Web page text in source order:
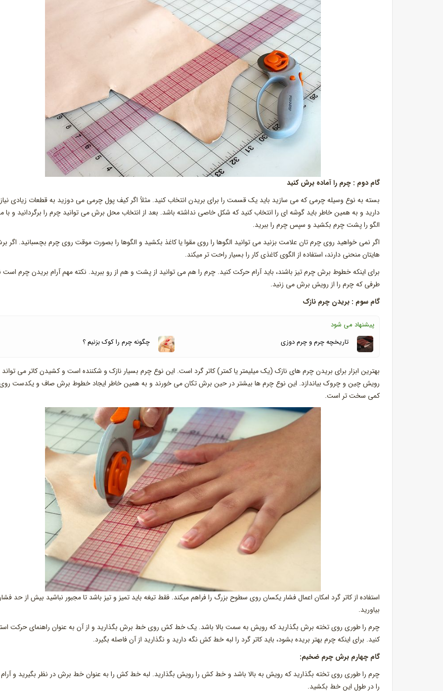
گام دوم : چرم را آماده برش کنید
بسته به نوع وسیله چرمی که می سازید باید یک قسمت را برای بریدن انتخاب کنید. مثلاً اگر کیف پول چرمی می دوزید به قطعات زیادی نیاز
دارید و به همین خاطر باید گوشه ای را انتخاب کنید که شکل خاصی نداشته باشد. بعد از انتخاب محل برش می توانید چرم را برگردانید و با
الگو را پشت چرم بکشید و سپس چرم را ببرید.
اگر نمی خواهید روی چرم تان علامت بزنید می توانید الگوها را روی مقوا یا کاغذ بکشید و الگوها را بصورت موقت روی چرم بچسبانید. اگر
هایتان منحنی دارند، استفاده از الگوی کاغذی کار را بسیار راحت تر میکند.
برای اینکه خطوط برش چرم تیز باشند، باید آرام حرکت کنید. چرم را هم می توانید از پشت و هم از رو ببرید. نکته مهم آرام بریدن چرم است
طرفی که چرم را از رویش برش می زنید.
گام سوم : بریدن چرم نازک
پیشنهاد می شود
تاریخچه چرم و چرم دوزی
چگونه چرم را کوک بزنیم ؟
بهترین ابزار برای بریدن چرم های نازک (یک میلیمتر یا کمتر) کاتر گرد است. این نوع چرم بسیار نازک و شکننده است و کشیدن کاتر می تواند
رویش چین و چروک بیاندازد. این نوع چرم ها بیشتر در حین برش تکان می خورند و به همین خاطر ایجاد خطوط برش صاف و یکدست روی
کمی سخت تر است.
استفاده از کاتر گرد امکان اعمال فشار یکسان روی سطوح بزرگ را فراهم میکند. فقط تیغه باید تمیز و تیز باشد تا مجبور نباشید بیش از حد فشار
بیاورید.
چرم را طوری روی تخته برش بگذارید که رویش به سمت بالا باشد. یک خط کش روی خط برش بگذارید و از آن به عنوان راهنمای حرکت
کنید. برای اینکه چرم بهتر بریده بشود، باید کاتر گرد را لبه خط کش نگه دارید و نگذارید از آن فاصله بگیرد.
گام چهارم برش چرم ضخیم:
چرم را طوری روی تخته بگذارید که رویش به بالا باشد و خط کش را رویش بگذارید. لبه خط کش را به عنوان خط برش در نظر بگیرید و آرام
را در طول این خط بکشید.